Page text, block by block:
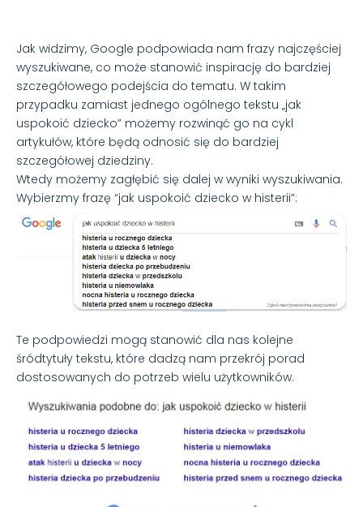
Jak widzimy, Google podpowiada nam frazy najczęściej
wyszukiwane, co może stanowić inspirację do bardziej
szczegółowego podejścia do tematu. W takim
przypadku zamiast jednego ogólnego tekstu „jak
uspokoić dziecko” możemy rozwinąć go na cykl
artykułów, które będą odnosić się do bardziej
szczegółowej dziedziny.
Wtedy możemy zagłębić się dalej w wyniki wyszukiwania.
Wybierzmy frazę “jak uspokoić dziecko w histerii”:
Te podpowiedzi mogą stanowić dla nas kolejne
śródtytuły tekstu, które dadzą nam przekrój porad
dostosowanych do potrzeb wielu użytkowników.